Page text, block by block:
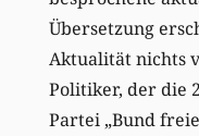
Übersetzung
Aktualität nichts
Politiker, der die
Partei „Bund